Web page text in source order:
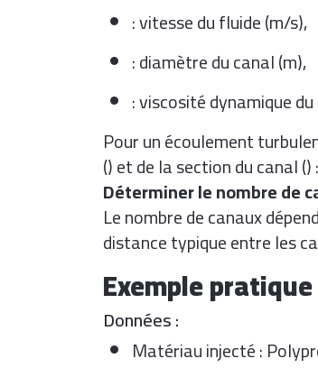
: vitesse du fluide (m/s),
: diamètre du canal (m),
: viscosité dynamique du
Pour un écoulement
() et de la section du canal () :
Déterminer le nombre de
Le nombre de canaux
distance typique entre les
Exemple pratique
Données :
Matériau injecté :